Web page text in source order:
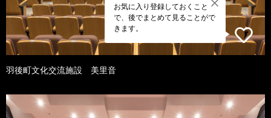
お気に入り登録しておくこと
で、後でまとめて見ることがで
きます。
羽後町文化交流施設 美里音